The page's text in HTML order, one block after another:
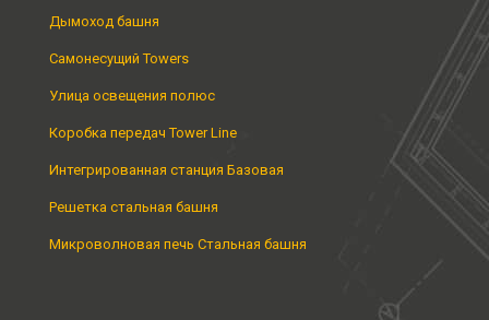
Дымоход башня
Самонесущий Towers
Улица освещения полюс
Коробка передач Tower Line
Интегрированная станция Базовая
Решетка стальная башня
Микроволновая печь Стальная башня